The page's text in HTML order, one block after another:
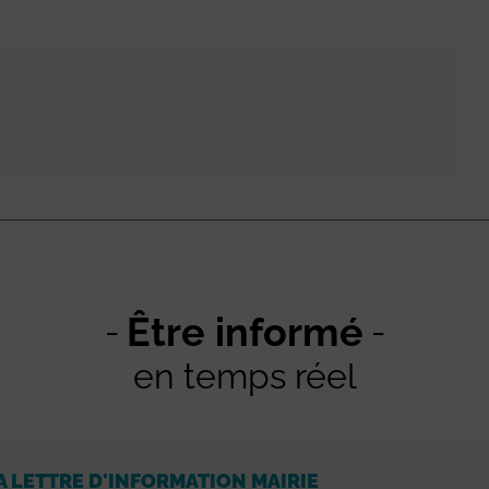
Être informé
en temps réel
LETTRE D'INFORMATION MAIRIE